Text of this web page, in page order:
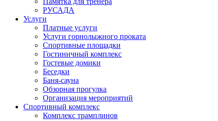
РУСАДА
Услуги
Платные услуги
Услуги горнолыжного проката
Спортивные площадки
Гостиничный комплекс
Гостевые домики
Беседки
Баня-сауна
Обзорная прогулка
Организация мероприятий
Спортивный комплекс
Комплекс трамплинов